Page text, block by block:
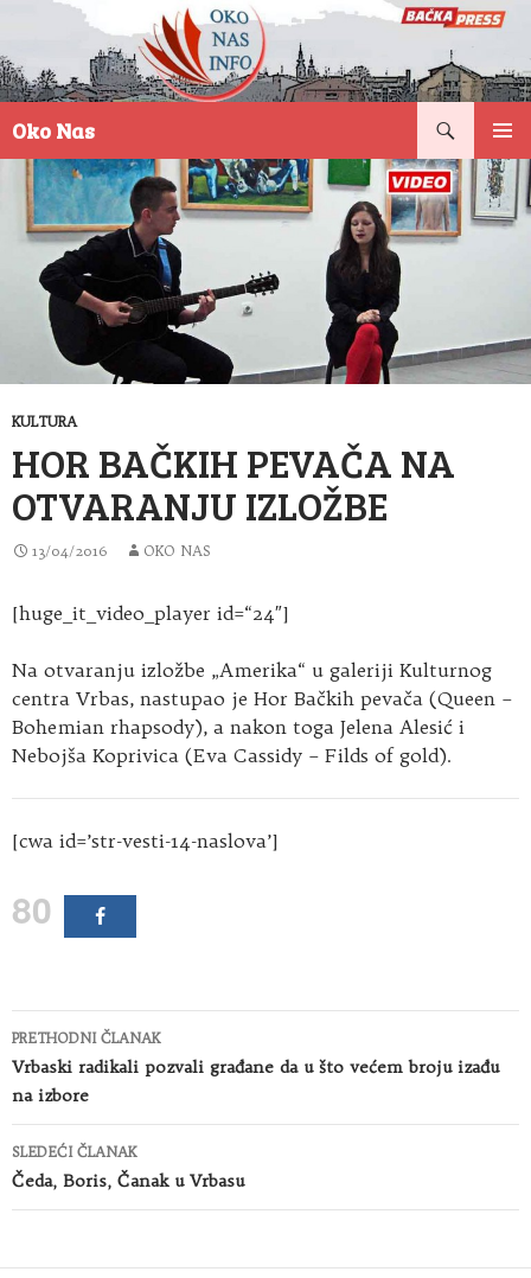
Oko Nas
NA
SADRŽAJ
KULTURA
HOR BAČKIH PEVAČA NA
OTVARANJU IZLOŽBE
13/04/2016 OKO NAS
[huge_it_video_player id=“24″]
Na otvaranju izložbe „Amerika“ u galeriji Kulturnog
centra Vrbas, nastupao je Hor Bačkih pevača (Queen –
Bohemian rhapsody), a nakon toga Jelena Alesić i
Nebojša Koprivica (Eva Cassidy – Filds of gold).
[cwa id=’str-vesti-14-naslova’]
80
Kretanje
članaka
PRETHODNI ČLANAK
Vrbaski radikali pozvali građane da u što većem broju izađu
na izbore
SLEDEĆI ČLANAK
Čeda, Boris, Čanak u Vrbasu